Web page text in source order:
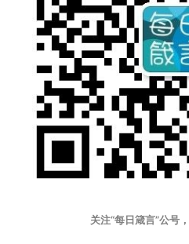
关注“每日箴言”公号